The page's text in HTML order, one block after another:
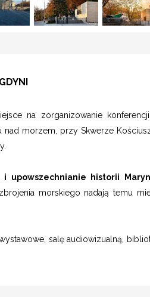
na zorganizowanie
nad morzem, przy Skwerze
i upowszechnianie historii
morskiego nadają temu
salę audiowizualną,